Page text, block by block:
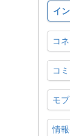
イ
コ
コ
モ
情